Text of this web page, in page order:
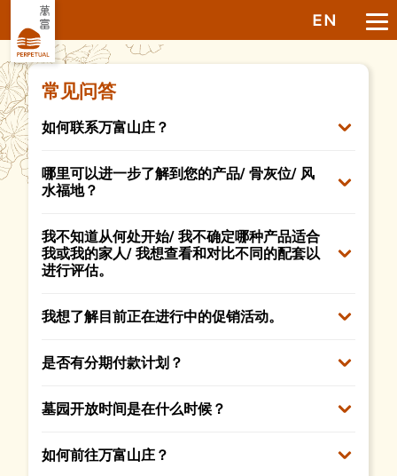
EN
常见问答
如何联系万富山庄？
哪里可以进一步了解到您的产品/ 骨灰位/ 风
水福地？
我不知道从何处开始/ 我不确定哪种产品适合
我或我的家人/ 我想查看和对比不同的配套以
进行评估。
我想了解目前正在进行中的促销活动。
是否有分期付款计划？
墓园开放时间是在什么时候？
如何前往万富山庄？